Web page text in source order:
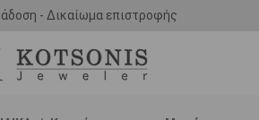
- Δικαίωμα επιστροφής